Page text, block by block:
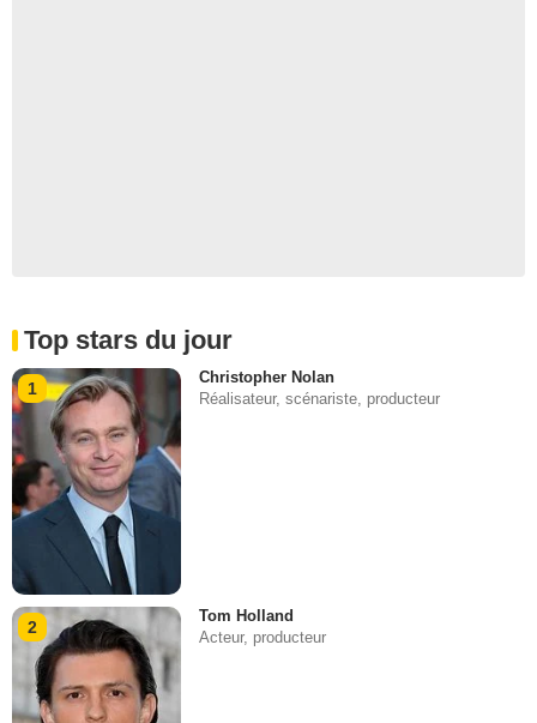
Top stars du jour
1
Christopher Nolan
Réalisateur, scénariste, producteur
2
Tom Holland
Acteur, producteur